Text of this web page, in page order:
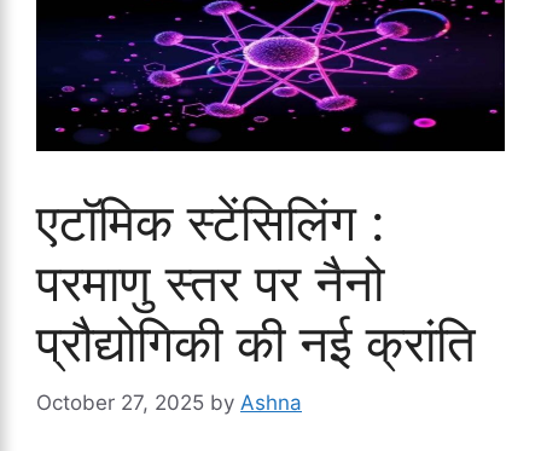
एटॉमिक स्टेंसिलिंग :
परमाणु स्तर पर नैनो
प्रौद्योगिकी की नई क्रांति
October 27, 2025 by Ashna